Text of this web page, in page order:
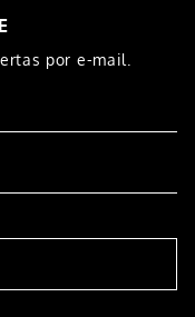
por e-mail.